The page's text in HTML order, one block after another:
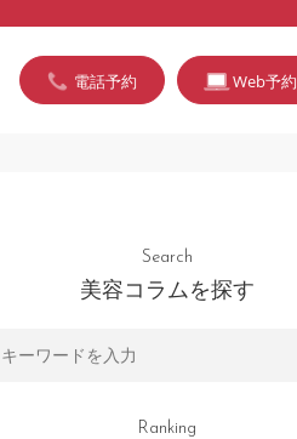
電話予約 Web予約
Search
美容コラムを探す
Ranking